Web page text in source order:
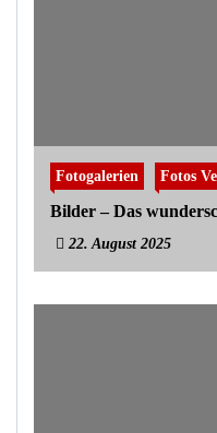
Fotogalerien Fotos
Bilder – Das
22. August 2025